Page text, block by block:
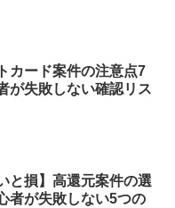
カード案件の注意点7
が失敗しない確認リス
と損】高還元案件の選
者が失敗しない5つの